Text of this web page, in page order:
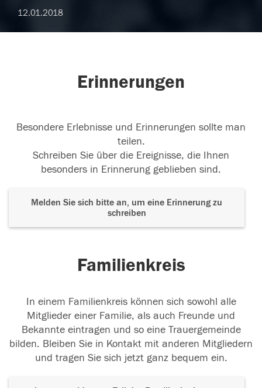
12.01.2018
Erinnerungen
Besondere Erlebnisse und Erinnerungen sollte man
teilen.
Schreiben Sie über die Ereignisse, die Ihnen
besonders in Erinnerung geblieben sind.
Melden Sie sich bitte an, um eine Erinnerung zu
schreiben
Familienkreis
In einem Familienkreis können sich sowohl alle
Mitglieder einer Familie, als auch Freunde und
Bekannte eintragen und so eine Trauergemeinde
bilden. Bleiben Sie in Kontakt mit anderen Mitgliedern
und tragen Sie sich jetzt ganz bequem ein.